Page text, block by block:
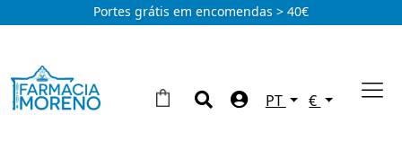
Portes grátis em encomendas > 40€
PT €